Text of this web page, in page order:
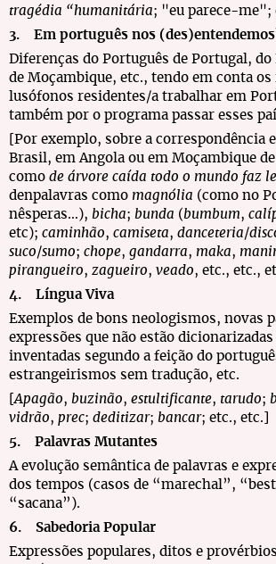
tragédia “humanitária; "eu parece-me";
3. Em português nos
Diferenças do Português de Portugal, do
de Moçambique, etc., tendo em conta
lusófonos residentes/a trabalhar em
também por o programa passar esses
[Por exemplo, sobre a correspondência
Brasil, em Angola ou em Moçambique
como de árvore caída todo o mundo faz
denpalavras como magnólia (como no
nêsperas…), bicha; bunda (bumbum,
etc); caminhão, camiseta, danceteria/
suco/sumo; chope, gandarra, maka,
pirangueiro, zagueiro, veado, etc., etc.,
4. Língua Viva
Exemplos de bons neologismos, novas
expressões que não estão
inventadas segundo a feição do
estrangeirismos sem tradução, etc.
[Apagão, buzinão, estultificante, tarudo;
vidrão, prec; deditizar; bancar; etc., etc.]
5. Palavras Mutantes
A evolução semântica de palavras e
dos tempos (casos de “marechal”,
“sacana”).
6. Sabedoria Popular
Expressões populares, ditos e